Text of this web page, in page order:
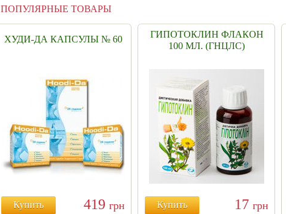
ПОПУЛЯРНЫЕ ТОВАРЫ
ХУДИ-ДА КАПСУЛЫ № 60
Купить 419 грн
ГИПОТОКЛИН ФЛАКОН
100 МЛ. (ГНЦЛС)
Купить 17 грн